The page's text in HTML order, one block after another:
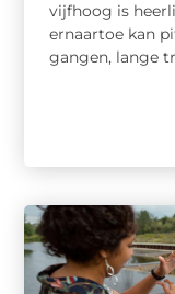
vijfhoog is
ernaartoe kan
gangen, lange